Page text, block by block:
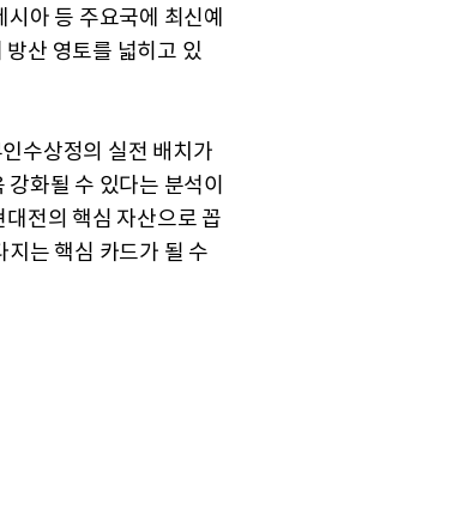
아 등 주요국에 최신예
방산 영토를 넓히고 있
수상정의 실전 배치가
화될 수 있다는 분석이
전의 핵심 자산으로 꼽
는 핵심 카드가 될 수